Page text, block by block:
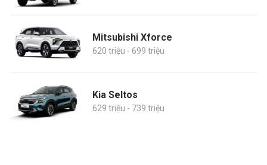
Mitsubishi Xforce
620 triệu - 699 triệu
Kia Seltos
629 triệu - 739 triệu